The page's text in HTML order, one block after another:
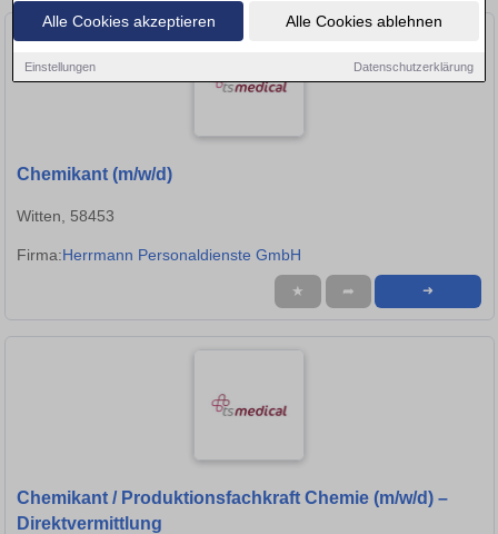
Alle Cookies akzeptieren Alle Cookies ablehnen
Einstellungen Datenschutzerklärung
Chemikant (m/w/d)
Witten, 58453
Firma:Herrmann Personaldienste GmbH
★ ➦ ➜
Chemikant / Produktionsfachkraft Chemie (m/w/d) –
Direktvermittlung